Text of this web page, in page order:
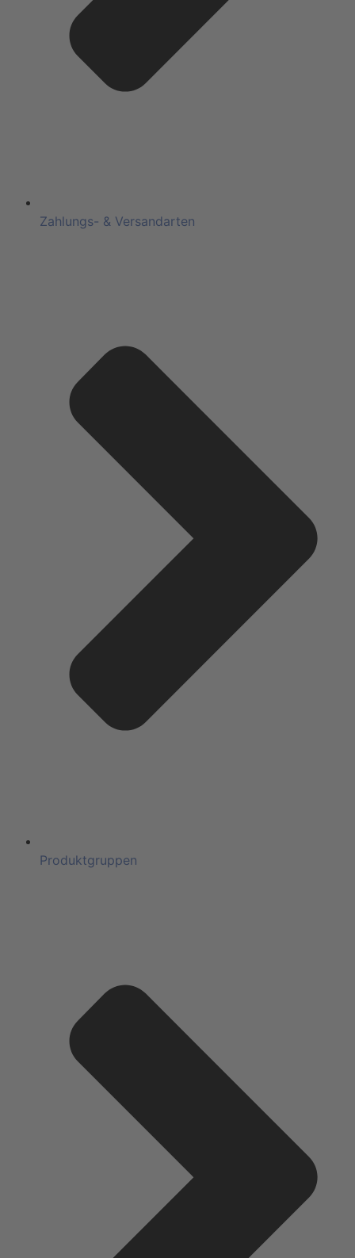
Zahlungs- & Versandarten
Produktgruppen